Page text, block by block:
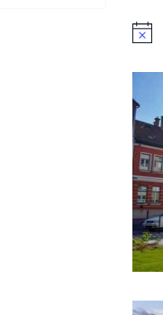
N
c
e